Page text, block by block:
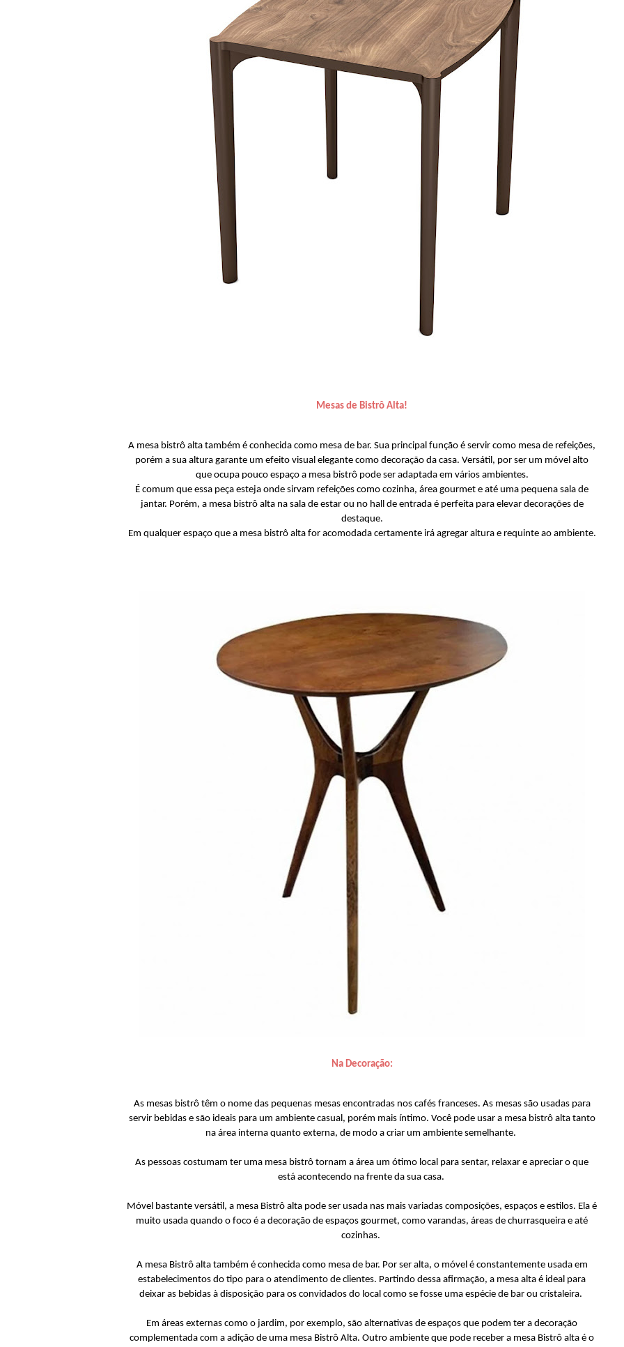
Mesas de Bistrô Alta!
A mesa bistrô alta também é conhecida como mesa de bar. Sua principal função é servir como mesa de refeições,
porém a sua altura garante um efeito visual elegante como decoração da casa. Versátil, por ser um móvel alto
que ocupa pouco espaço a mesa bistrô pode ser adaptada em vários ambientes.
É comum que essa peça esteja onde sirvam refeições como cozinha, área gourmet e até uma pequena sala de
jantar. Porém, a mesa bistrô alta na sala de estar ou no hall de entrada é perfeita para elevar decorações de
destaque.
Em qualquer espaço que a mesa bistrô alta for acomodada certamente irá agregar altura e requinte ao ambiente.
Na Decoração:
As mesas bistrô têm o nome das pequenas mesas encontradas nos cafés franceses. As mesas são usadas para
servir bebidas e são ideais para um ambiente casual, porém mais íntimo. Você pode usar a mesa bistrô alta tanto
na área interna quanto externa, de modo a criar um ambiente semelhante.
As pessoas costumam ter uma mesa bistrô tornam a área um ótimo local para sentar, relaxar e apreciar o que
está acontecendo na frente da sua casa.
Móvel bastante versátil, a mesa Bistrô alta pode ser usada nas mais variadas composições, espaços e estilos. Ela é
muito usada quando o foco é a decoração de espaços gourmet, como varandas, áreas de churrasqueira e até
cozinhas.
A mesa Bistrô alta também é conhecida como mesa de bar. Por ser alta, o móvel é constantemente usada em
estabelecimentos do tipo para o atendimento de clientes. Partindo dessa afirmação, a mesa alta é ideal para
deixar as bebidas à disposição para os convidados do local como se fosse uma espécie de bar ou cristaleira.
Em áreas externas como o jardim, por exemplo, são alternativas de espaços que podem ter a decoração
complementada com a adição de uma mesa Bistrô Alta. Outro ambiente que pode receber a mesa Bistrô alta é o